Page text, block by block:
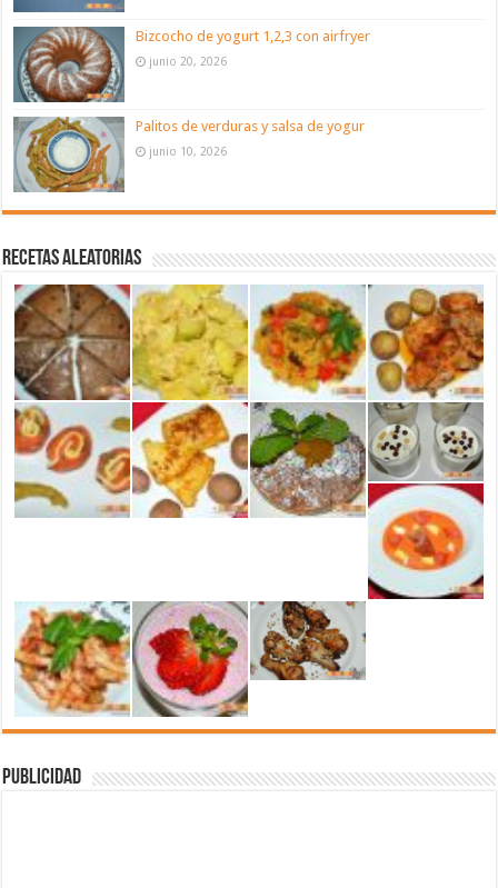
Bizcocho de yogurt 1,2,3 con airfryer
junio 20, 2026
Palitos de verduras y salsa de yogur
junio 10, 2026
Recetas aleatorias
Publicidad